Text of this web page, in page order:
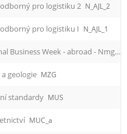
odborný pro logistiku 2 N_AJL_2
odborný pro logistiku I N_AJL_1
N_A_IBW_A International Business Week - abroad - Nmgr.
geologie MZG
standardy MUS
MUC_a